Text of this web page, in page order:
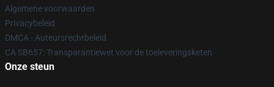
Algemene voorwaarden
Privacybeleid
DMCA - Auteursrechtbeleid
CA SB657: Transparantiewet voor de toeleveringsketen
Onze steun